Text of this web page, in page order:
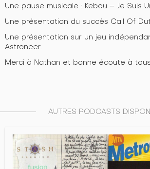
Une pause musicale : Kebou – Je Suis
Une présentation du succès Call Of
Une présentation sur un jeu
Astroneer.
Merci à Nathan et bonne écoute à
AUTRES PODCASTS